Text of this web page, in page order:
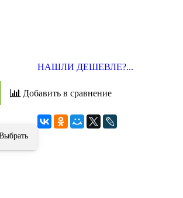
НАШЛИ ДЕШЕВЛЕ?...
Добавить в сравнение